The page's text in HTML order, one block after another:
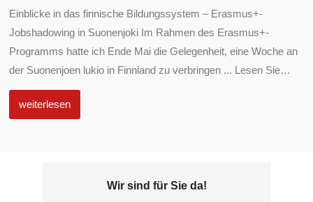
Einblicke in das finnische Bildungssystem – Erasmus+-
Jobshadowing in Suonenjoki Im Rahmen des Erasmus+-
Programms hatte ich Ende Mai die Gelegenheit, eine Woche an
der Suonenjoen lukio in Finnland zu verbringen ... Lesen Sie…
weiterlesen
Wir sind für Sie da!